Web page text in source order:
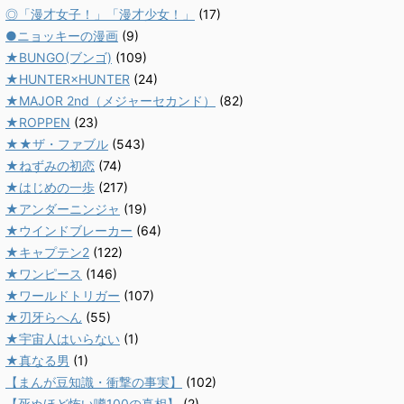
◎「漫才女子！」「漫才少女！」
(17)
●ニョッキーの漫画 (9)
★BUNGO(ブンゴ) (109)
★HUNTER×HUNTER (24)
★MAJOR 2nd（メジャーセカンド）
(82)
★ROPPEN (23)
★★ザ・ファブル (543)
★ねずみの初恋 (74)
★はじめの一歩 (217)
★アンダーニンジャ (19)
★ウインドブレーカー (64)
★キャプテン2 (122)
★ワンピース (146)
★ワールドトリガー (107)
★刃牙らへん (55)
★宇宙人はいらない (1)
★真なる男 (1)
【まんが豆知識・衝撃の事実】
(102)